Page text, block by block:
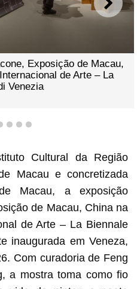
Exposição de Macau,
de Arte – La
Venezia
4 5 6 7
Cultural da Região
Macau e concretizada
Macau, a exposição
de Macau, China na
de Arte – La Biennale
inaugurada em Veneza,
Com curadoria de Feng
a mostra toma como fio